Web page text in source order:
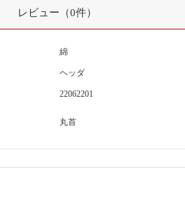
レビュー（0件）
綿
ヘッダ
22062201
丸首